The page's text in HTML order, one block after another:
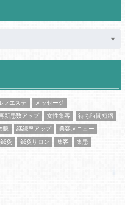
フエステ
メッセージ
新患数アップ 女性集客
待ち時間短縮
販 継続率アップ
美容メニュー
鍼灸 鍼灸サロン 集客
集患